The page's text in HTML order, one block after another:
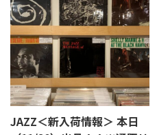
JAZZ＜新入荷情報＞ 本日